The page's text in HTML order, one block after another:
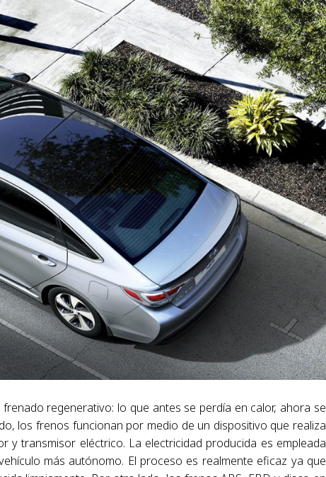
regenerativo: lo que antes se perdía en calor, ahora se
los frenos funcionan por medio de un dispositivo que realiza
y transmisor eléctrico. La electricidad producida es empleada
más autónomo. El proceso es realmente eficaz ya que